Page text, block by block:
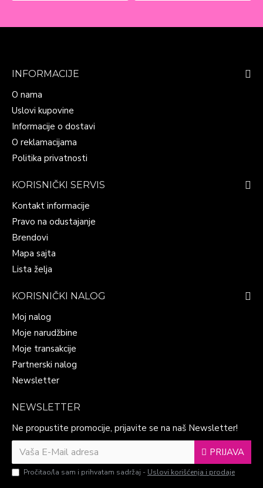
INFORMACIJE
O nama
Uslovi kupovine
Informacije o dostavi
O reklamacijama
Politika privatnosti
KORISNIČKI SERVIS
Kontakt informacije
Pravo na odustajanje
Brendovi
Mapa sajta
Lista želja
KORISNIČKI NALOG
Moj nalog
Moje narudžbine
Moje transakcije
Partnerski nalog
Newsletter
NEWSLETTER
Ne propustite promocije, prijavite se na naš Newsletter!
PRIJAVA
Pročitao/la sam i prihvatam sadržaj - Uslovi korišćenja i prodaje